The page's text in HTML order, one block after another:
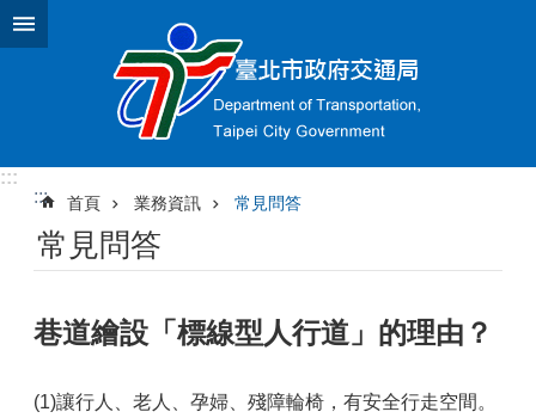
跳到主要內容區塊
:::
:::
首頁 業務資訊 常見問答
常見問答
巷道繪設「標線型人行道」的理由？
(1)讓行人、老人、孕婦、殘障輪椅，有安全行走空間。